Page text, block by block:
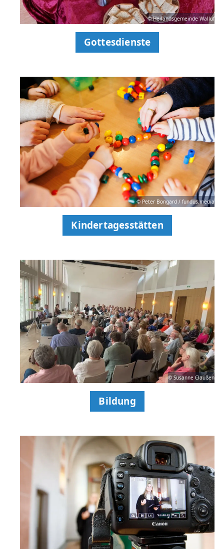
© Heilandsgemeinde Walluf
Gottesdienste
© Peter Bongard / fundus.media
Kindertagesstätten
© Susanne Claußen
Bildung